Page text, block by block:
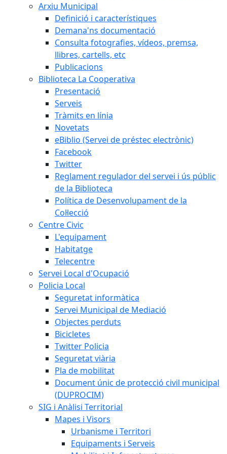
Arxiu Municipal
Definició i característiques
Demana'ns documentació
Consulta fotografies, vídeos, premsa,
llibres, cartells, etc
Publicacions
Biblioteca La Cooperativa
Presentació
Serveis
Tràmits en línia
Novetats
eBiblio (Servei de préstec electrònic)
Facebook
Twitter
Reglament regulador del servei i ús públic
de la Biblioteca
Política de Desenvolupament de la
Col·lecció
Centre Civic
L'equipament
Habitatge
Telecentre
Servei Local d'Ocupació
Policia Local
Seguretat informàtica
Servei Municipal de Mediació
Objectes perduts
Bicicletes
Twitter Policia
Seguretat viària
Pla de mobilitat
Document únic de protecció civil municipal
(DUPROCIM)
SIG i Anàlisi Territorial
Mapes i Visors
Urbanisme i Territori
Equipaments i Serveis